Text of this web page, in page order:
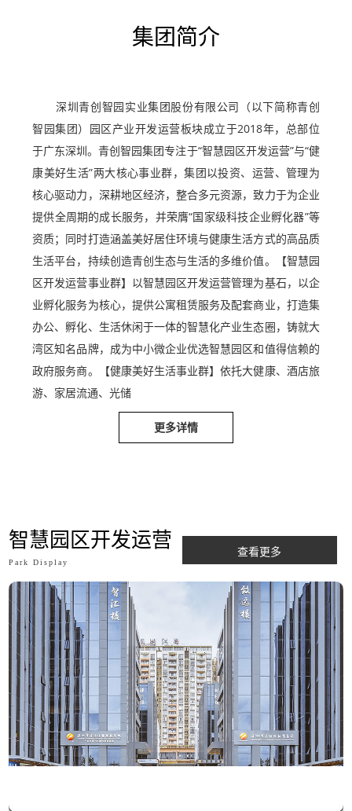
集团简介
深圳青创智园实业集团股份有限公司（以下简称青创
智园集团）园区产业开发运营板块成立于2018年，总部位
于广东深圳。青创智园集团专注于“智慧园区开发运营”与“健
康美好生活”两大核心事业群，集团以投资、运营、管理为
核心驱动力，深耕地区经济，整合多元资源，致力于为企业
提供全周期的成长服务，并荣膺“国家级科技企业孵化器”等
资质；同时打造涵盖美好居住环境与健康生活方式的高品质
生活平台，持续创造青创生态与生活的多维价值。【智慧园
区开发运营事业群】以智慧园区开发运营管理为基石，以企
业孵化服务为核心，提供公寓租赁服务及配套商业，打造集
办公、孵化、生活休闲于一体的智慧化产业生态圈，铸就大
湾区知名品牌，成为中小微企业优选智慧园区和值得信赖的
政府服务商。【健康美好生活事业群】依托大健康、酒店旅
游、家居流通、光储
更多详情
智慧园区开发运营
Park Display
查看更多